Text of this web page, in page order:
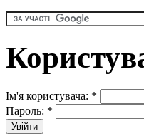
Ім'я користувача: *
Пароль: *